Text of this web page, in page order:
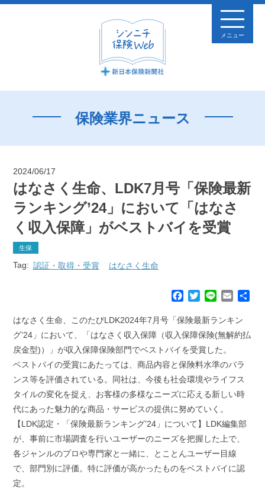
メニュー
保険業界ニュース
2024/06/17
はなさく生命、LDK7月号「保険最新
ランキング’24」において「はなさ
く収入保障」がベストバイを受賞
生保
Tag: 認証・取得・受賞 はなさく生命
c
e
o
o
k
T
i
t
e
r
n
e
E
a
i
はなさく生命、このたびLDK2024年7月号「保険最新ランキン
グ’24」において、「はなさく収入保障（収入保障保険(無解約払
戻金型)）」が収入保障保険部門でベストバイを受賞した。
ベストバイの受賞にあたっては、商品内容と保険料水準のバラ
ンス等を評価されている。同社は、今後も社会環境やライフス
タイルの変化を捉え、お客様の多様なニーズに応える新しい時
代にあった魅力的な商品・サービスの提供に努めていく。
【LDK認定・「保険最新ランキング’24」について】LDK編集部
が、事前に市場調査を行いユーザーのニーズを把握した上で、
各ジャンルのプロや専門家と一緒に、とことんユーザー目線
で、部門別に評価。特に評価が高かったものをベストバイに認
定。